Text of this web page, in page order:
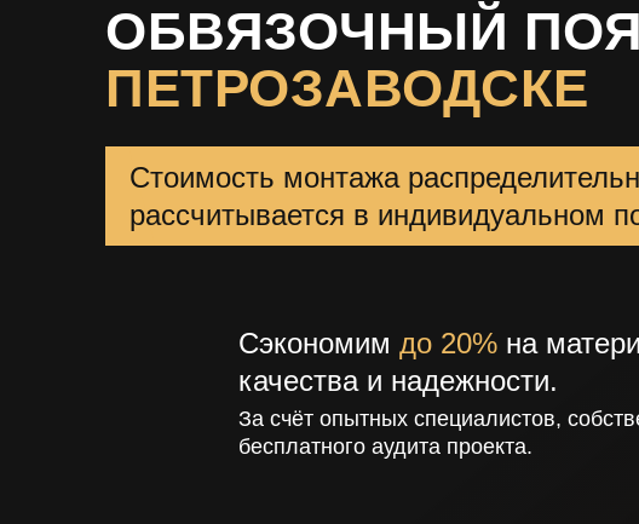
ОБВЯЗОЧНЫЙ
ПЕТРОЗАВОДСКЕ
Стоимость монтажа
рассчитывается в индивидуальном
Сэкономим до 20% на
качества и надежности.
За счёт опытных специалистов,
бесплатного аудита проекта.